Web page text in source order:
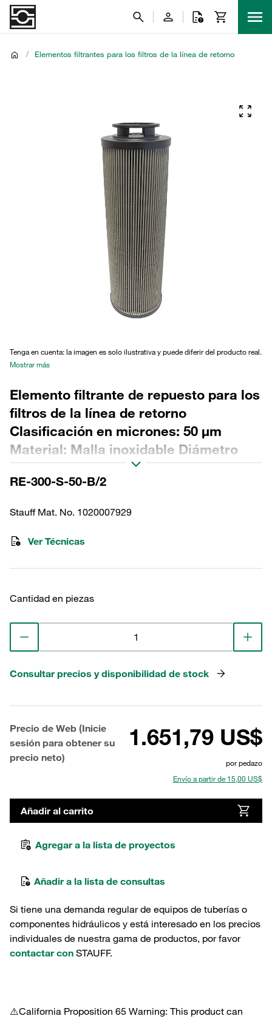
/ Elementos filtrantes para los filtros de la línea de retorno
Tenga en cuenta: la imagen es solo ilustrativa y puede diferir del producto real.
Mostrar más
Elemento filtrante de repuesto para los
filtros de la línea de retorno
Clasificación en micrones: 50 µm
Material: Malla inoxidable Diámetro
exterior (mm): 143 Diámetro interior
(mm): 96,1 Longitud (mm): 483 Sellado:
RE-300-S-50-B/2
Stauff Mat. No. 1020007929
Ver Técnicas
Cantidad en piezas
Consultar precios y disponibilidad de stock
Precio de Web (Inicie
sesión para obtener su
precio neto)
1.651,79 US$
por pedazo
Envío a partir de 15,00 US$
Añadir al carrito
Agregar a la lista de proyectos
Añadir a la lista de consultas
Si tiene una demanda regular de equipos de tuberías o
componentes hidráulicos y está interesado en los precios
individuales de nuestra gama de productos, por favor
contactar con STAUFF.
⚠️California Proposition 65 Warning: This product can